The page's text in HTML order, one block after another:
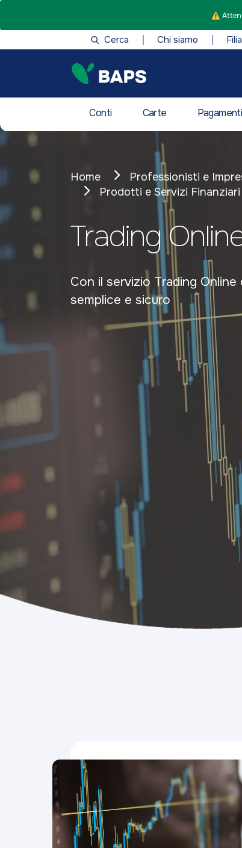
⚠️
Cerca Chi siamo
Conti Carte Pagamenti
Home Professionisti e
Prodotti e Servizi
Trading
Con il servizio Trading
semplice e sicuro